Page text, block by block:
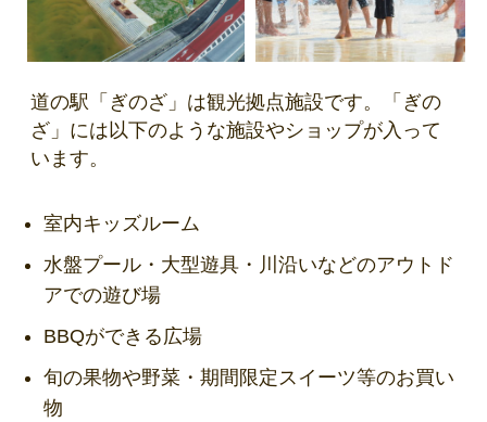
道の駅「ぎのざ」は観光拠点施設です。「ぎの
ざ」には以下のような施設やショップが入って
います。
室内キッズルーム
水盤プール・大型遊具・川沿いなどのアウトド
アでの遊び場
BBQができる広場
旬の果物や野菜・期間限定スイーツ等のお買い
物